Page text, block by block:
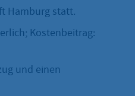
Hamburg statt.
Kostenbeitrag:
und einen